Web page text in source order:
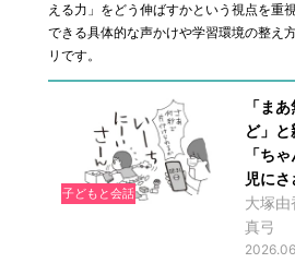
える力」をどう伸ばすかという視点を重
できる具体的な声かけや学習環境の整え
リです。
子どもと会話
「ま
ど」
「ち
児に
大塚由
真弓